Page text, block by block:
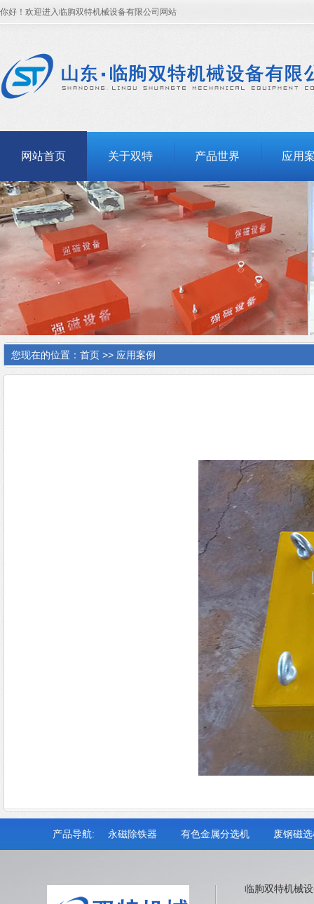
你好！欢迎进入临朐双特机械设备有限公司网站
网站首页 关于双特 产品世界 应用
您现在的位置： 首页 >> 应用案例
产品导航: 永磁除铁器 有色金属分选机 废钢磁
临朐双特机械